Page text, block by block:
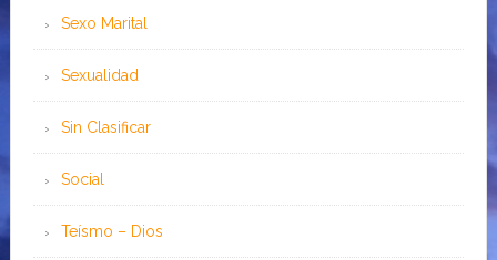
Sexo Marital
Sexualidad
Sin Clasificar
Social
Teísmo – Dios